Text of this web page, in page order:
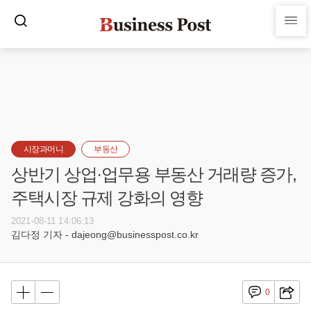
시장과머니 부동산
상반기 상업·업무용 부동산 거래량 증가,
주택시장 규제 강화의 영향
2021-08-11 14:06:13
김다정 기자 - dajeong@businesspost.co.kr
0